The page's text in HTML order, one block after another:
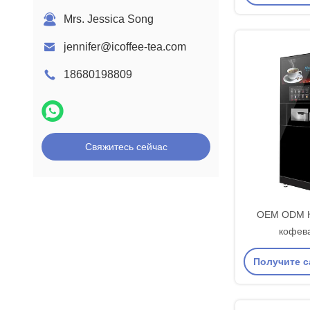
Mrs. Jessica Song
jennifer@icoffee-tea.com
18680198809
Свяжитесь сейчас
OEM ODM
Получите